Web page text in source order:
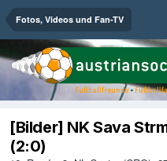
Fotos, Videos und Fan-TV
[Bilder] NK Sava
(2:0)